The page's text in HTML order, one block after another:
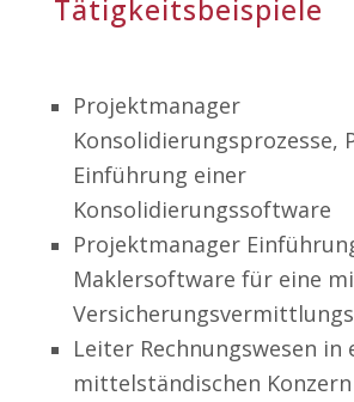
Tätigkeitsbeispiele
Projektmanager
Konsolidierungsprozesse,
Einführung einer
Konsolidierungssoftware
Projektmanager
Maklersoftware für eine
Leiter Rechnungswesen in
mittelständischen